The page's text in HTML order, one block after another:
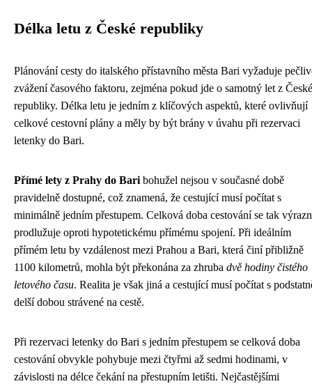
Délka letu z České republiky
Plánování cesty do italského přístavního města Bari vyžaduje
zvážení časového faktoru, zejména pokud jde o samotný let z České
republiky. Délka letu je jedním z klíčových aspektů, které ovlivňují
celkové cestovní plány a měly by být brány v úvahu při rezervaci
letenky do Bari.
Přímé lety z Prahy do Bari bohužel nejsou v současné době
pravidelně dostupné, což znamená, že cestující musí počítat s
minimálně jedním přestupem. Celková doba cestování se tak
prodlužuje oproti hypotetickému přímému spojení. Při ideálním
přímém letu by vzdálenost mezi Prahou a Bari, která činí přibližně
1100 kilometrů, mohla být překonána za zhruba dvě hodiny čistého
letového času. Realita je však jiná a cestující musí počítat s
delší dobou strávené na cestě.
Při rezervaci letenky do Bari s jedním přestupem se celková doba
cestování obvykle pohybuje mezi čtyřmi až sedmi hodinami, v
závislosti na délce čekání na přestupním letišti. Nejčastějšími